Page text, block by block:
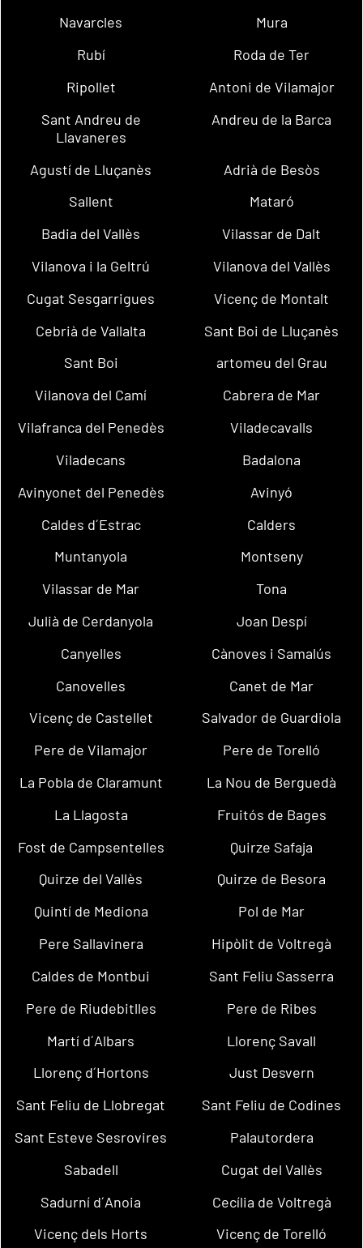
Navarcles
Mura
Rubí
Roda de Ter
Ripollet
Antoni de Vilamajor
Sant Andreu de
Llavaneres
Andreu de la Barca
Agustí de Lluçanès
Adrià de Besòs
Sallent
Mataró
Badia del Vallès
Vilassar de Dalt
Vilanova i la Geltrú
Vilanova del Vallès
Cugat Sesgarrigues
Vicenç de Montalt
Cebrià de Vallalta
Sant Boi de Lluçanès
Sant Boi
artomeu del Grau
Vilanova del Camí
Cabrera de Mar
Vilafranca del Penedès
Viladecavalls
Viladecans
Badalona
Avinyonet del Penedès
Avinyó
Caldes d´Estrac
Calders
Muntanyola
Montseny
Vilassar de Mar
Tona
Julià de Cerdanyola
Joan Despí
Canyelles
Cànoves i Samalús
Canovelles
Canet de Mar
Vicenç de Castellet
Salvador de Guardiola
Pere de Vilamajor
Pere de Torelló
La Pobla de Claramunt
La Nou de Berguedà
La Llagosta
Fruitós de Bages
Fost de Campsentelles
Quirze Safaja
Quirze del Vallès
Quirze de Besora
Quintí de Mediona
Pol de Mar
Pere Sallavinera
Hipòlit de Voltregà
Caldes de Montbui
Sant Feliu Sasserra
Pere de Riudebitlles
Pere de Ribes
Martí d´Albars
Llorenç Savall
Llorenç d´Hortons
Just Desvern
Sant Feliu de Llobregat
Sant Feliu de Codines
Sant Esteve Sesrovires
Palautordera
Sabadell
Cugat del Vallès
Sadurní d´Anoia
Cecília de Voltregà
Vicenç dels Horts
Vicenç de Torelló